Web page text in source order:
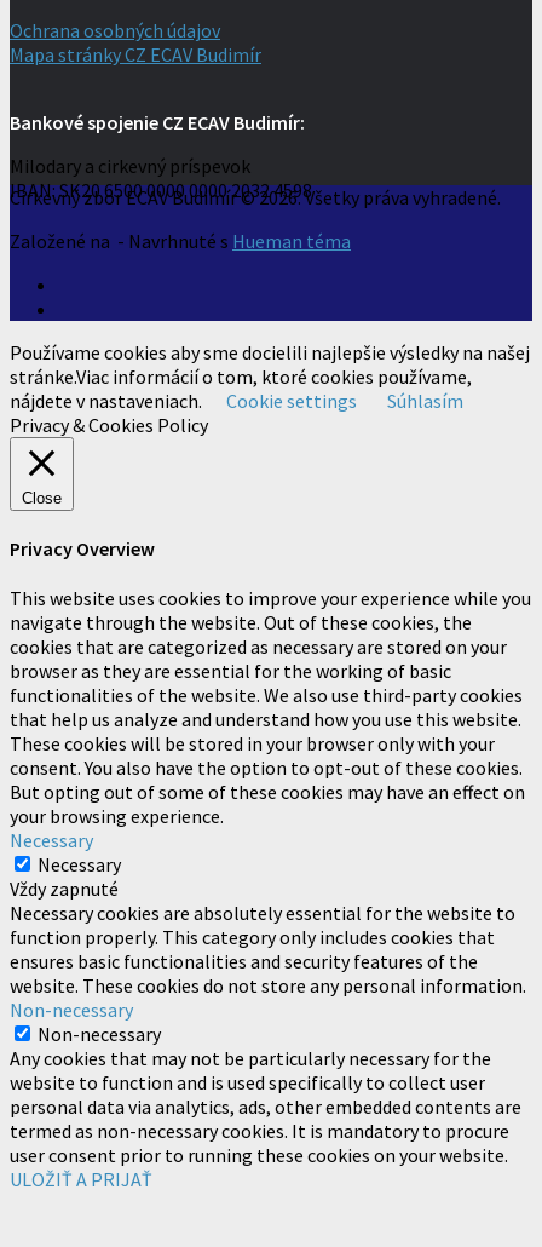
Ochrana osobných údajov
Mapa stránky CZ ECAV Budimír
Bankové spojenie CZ ECAV Budimír:
Milodary a cirkevný príspevok
IBAN: SK20 6500 0000 0000 2032 4598
Cirkevný zbor ECAV Budimír © 2026. Všetky práva vyhradené.
Založené na - Navrhnuté s Hueman téma
Používame cookies aby sme docielili najlepšie výsledky na našej
stránke.Viac informácií o tom, ktoré cookies používame,
nájdete v nastaveniach.
Cookie settings
Súhlasím
Privacy & Cookies Policy
Close
Privacy Overview
This website uses cookies to improve your experience while you
navigate through the website. Out of these cookies, the
cookies that are categorized as necessary are stored on your
browser as they are essential for the working of basic
functionalities of the website. We also use third-party cookies
that help us analyze and understand how you use this website.
These cookies will be stored in your browser only with your
consent. You also have the option to opt-out of these cookies.
But opting out of some of these cookies may have an effect on
your browsing experience.
Necessary
Necessary
Vždy zapnuté
Necessary cookies are absolutely essential for the website to
function properly. This category only includes cookies that
ensures basic functionalities and security features of the
website. These cookies do not store any personal information.
Non-necessary
Non-necessary
Any cookies that may not be particularly necessary for the
website to function and is used specifically to collect user
personal data via analytics, ads, other embedded contents are
termed as non-necessary cookies. It is mandatory to procure
user consent prior to running these cookies on your website.
ULOŽIŤ A PRIJAŤ